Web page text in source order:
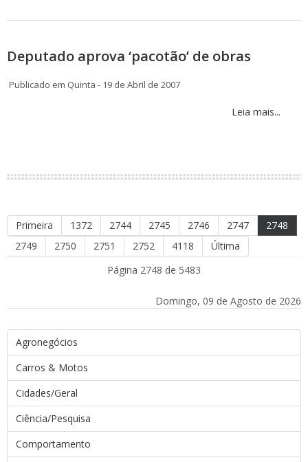
Deputado aprova ‘pacotão’ de obras
Publicado em Quinta - 19 de Abril de 2007
Leia mais...
Primeira 1372 2744 2745 2746 2747
2748
2749
2750 2751 2752 4118
Última
Página 2748 de 5483
Domingo, 09 de Agosto de 2026
Agronegócios
Carros & Motos
Cidades/Geral
Ciência/Pesquisa
Comportamento